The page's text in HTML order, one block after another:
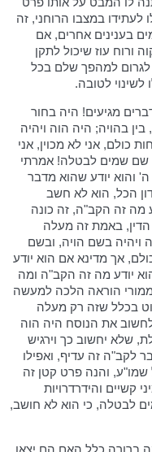
במצבו הרוחני, זה
בענינים אחרים, אם
ורוח עוז שיכול לתקן
לגרום למהפך שלם בכל
לטובה.
מגיעים! היה בחור
בהויה; היה הוה ויהיה
כולם, אני לא מכוין, אני
שם שמים לבטלה! אמרתי
והוא יודע שהוא מדבר
הכל, הוא לא חשב
מה זה הקב"ה, זה כונה
באמת זה מעלה
ויהיה בשם הויה, ובשם
אך מדינא אם הוא יודע
יודע מה זה הקב"ה ומה
ממורי הוראה הלכה למעשה
בכלל שזה רק מעלה
את הנוסח היה הוה
שלא יחשוב כך וירגיש
לקב"ה זה עדיף, ואפילו
והנה פרט קטן זה
קשיים והידרדרויות
לבטלה, כי הוא לא חושב,
ברורה כלל האם הם יצאו